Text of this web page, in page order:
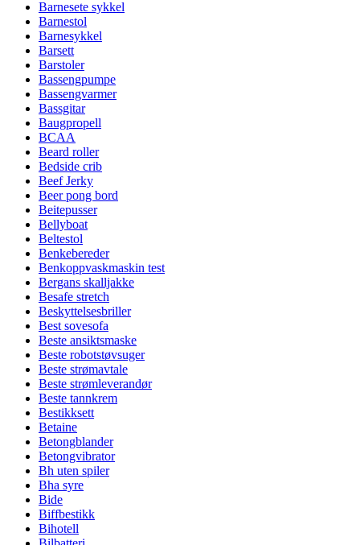
Barnesete sykkel
Barnestol
Barnesykkel
Barsett
Barstoler
Bassengpumpe
Bassengvarmer
Bassgitar
Baugpropell
BCAA
Beard roller
Bedside crib
Beef Jerky
Beer pong bord
Beitepusser
Bellyboat
Beltestol
Benkebereder
Benkoppvaskmaskin test
Bergans skalljakke
Besafe stretch
Beskyttelsesbriller
Best sovesofa
Beste ansiktsmaske
Beste robotstøvsuger
Beste strømavtale
Beste strømleverandør
Beste tannkrem
Bestikksett
Betaine
Betongblander
Betongvibrator
Bh uten spiler
Bha syre
Bide
Biffbestikk
Bihotell